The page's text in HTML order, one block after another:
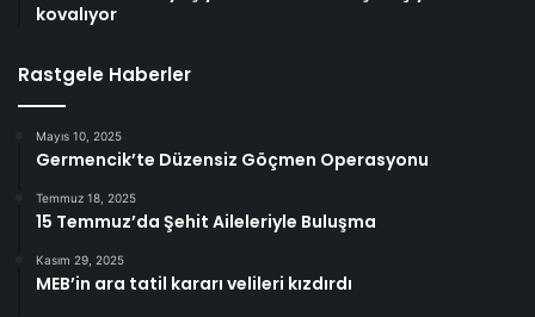
kovalıyor
Rastgele Haberler
Mayıs 10, 2025
Germencik’te Düzensiz Göçmen Operasyonu
Temmuz 18, 2025
15 Temmuz’da Şehit Aileleriyle Buluşma
Kasım 29, 2025
MEB’in ara tatil kararı velileri kızdırdı